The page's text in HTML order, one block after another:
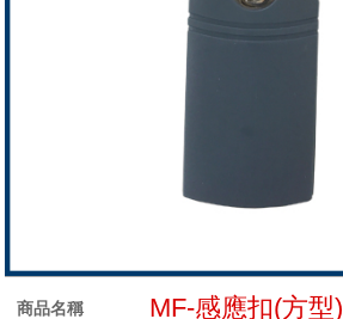
商品名稱 MF-感應扣(方型)